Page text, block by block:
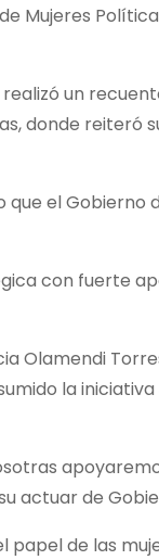
Mujeres
un
donde reiteró
el Gobierno
con fuerte
Olamendi
la iniciativa
actuar de
papel de las